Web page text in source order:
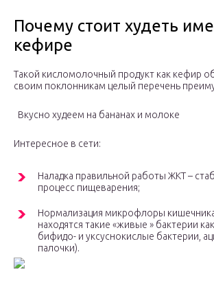
Почему стоит худеть
кефире
Такой кисломолочный продукт как кефир
своим поклонникам целый перечень
Вкусно худеем на бананах и молоке
Интересное в сети:
Наладка правильной работы ЖКТ –
процесс пищеварения;
Нормализация микрофлоры
находятся такие «живые » бактерии
бифидо- и уксуснокислые бактерии,
палочки).